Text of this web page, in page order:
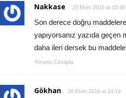
Nakkase 23 Ekim 2016 at 03:48
Son derece doğru
yapıyorsanız yazıda geçen
daha ileri dersek bu
Yorumu Cevapla
Gökhan 26 Ekim 2016 at 14:19